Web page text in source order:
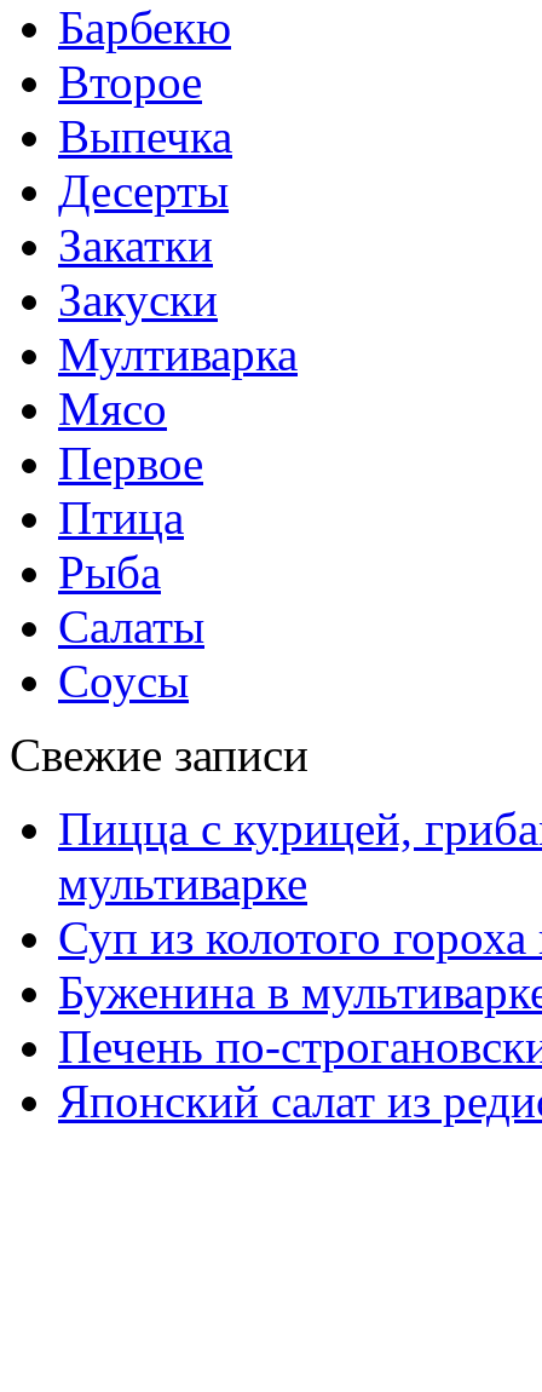
Барбекю
Второе
Выпечка
Десерты
Закатки
Закуски
Мултиварка
Мясо
Первое
Птица
Рыба
Салаты
Соусы
Свежие записи
Пицца с курицей,
мультиварке
Суп из колотого
Буженина в
Печень по-
Японский салат из